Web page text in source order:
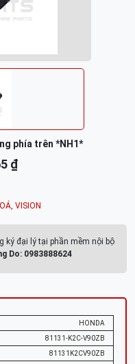
phía trên *NH1*
₫
, VISION
ký đại lý tại phần mềm nội bộ
Do: 0983888624
HONDA
81131-K2C-V90ZB
81131K2CV90ZB